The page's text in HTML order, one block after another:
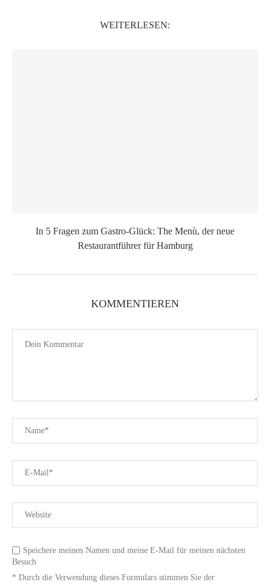
WEITERLESEN:
In 5 Fragen zum Gastro-Glück: The Menù, der neue
Restaurantführer für Hamburg
KOMMENTIEREN
Speichere meinen Namen und meine E-Mail für meinen nächsten
Besuch
* Durch die Verwendung dieses Formulars stimmen Sie der